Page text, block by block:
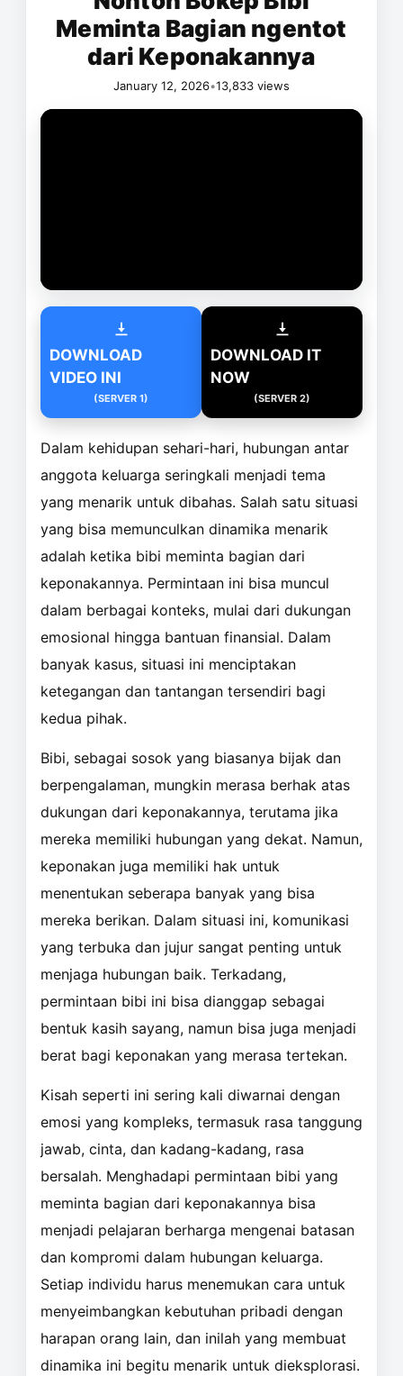
Meminta Bagian ngentot
dari Keponakannya
January 12, 2026•13,833 views
DOWNLOAD
VIDEO INI
(SERVER 1)
DOWNLOAD IT
NOW
(SERVER 2)
Dalam kehidupan sehari-hari, hubungan antar
anggota keluarga seringkali menjadi tema
yang menarik untuk dibahas. Salah satu situasi
yang bisa memunculkan dinamika menarik
adalah ketika bibi meminta bagian dari
keponakannya. Permintaan ini bisa muncul
dalam berbagai konteks, mulai dari dukungan
emosional hingga bantuan finansial. Dalam
banyak kasus, situasi ini menciptakan
ketegangan dan tantangan tersendiri bagi
kedua pihak.
Bibi, sebagai sosok yang biasanya bijak dan
berpengalaman, mungkin merasa berhak atas
dukungan dari keponakannya, terutama jika
mereka memiliki hubungan yang dekat. Namun,
keponakan juga memiliki hak untuk
menentukan seberapa banyak yang bisa
mereka berikan. Dalam situasi ini, komunikasi
yang terbuka dan jujur sangat penting untuk
menjaga hubungan baik. Terkadang,
permintaan bibi ini bisa dianggap sebagai
bentuk kasih sayang, namun bisa juga menjadi
berat bagi keponakan yang merasa tertekan.
Kisah seperti ini sering kali diwarnai dengan
emosi yang kompleks, termasuk rasa tanggung
jawab, cinta, dan kadang-kadang, rasa
bersalah. Menghadapi permintaan bibi yang
meminta bagian dari keponakannya bisa
menjadi pelajaran berharga mengenai batasan
dan kompromi dalam hubungan keluarga.
Setiap individu harus menemukan cara untuk
menyeimbangkan kebutuhan pribadi dengan
harapan orang lain, dan inilah yang membuat
dinamika ini begitu menarik untuk dieksplorasi.